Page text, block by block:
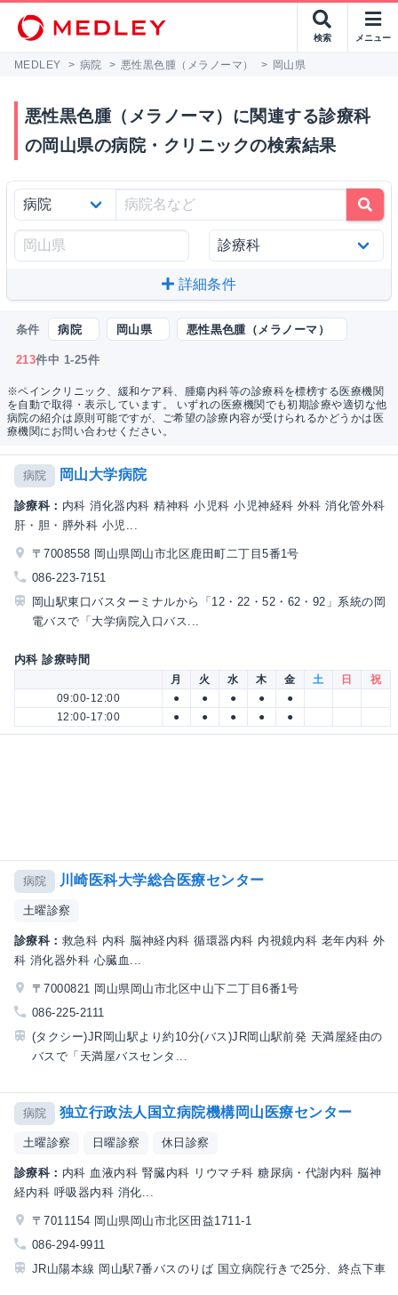
検索 メニュー
MEDLEY > 病院 > 悪性黒色腫（メラノーマ） > 岡山県
悪性黒色腫（メラノーマ）に関連する診療科
の岡山県の病院・クリニックの検索結果
詳細条件
条件 病院 岡山県 悪性黒色腫（メラノーマ）
213件中 1-25件
※ペインクリニック、緩和ケア科、腫瘍内科等の診療科を標榜する医療機関
を自動で取得・表示しています。 いずれの医療機関でも初期診療や適切な他
病院の紹介は原則可能ですが、ご希望の診療内容が受けられるかどうかは医
療機関にお問い合わせください。
病院 岡山大学病院
診療科： 内科 消化器内科 精神科 小児科 小児神経科 外科 消化管外科
肝・胆・膵外科 小児...
〒7008558 岡山県岡山市北区鹿田町二丁目5番1号
086-223-7151
岡山駅東口バスターミナルから「12・22・52・62・92」系統の岡
電バスで「大学病院入口バス...
内科 診療時間
月 火 水 木 金 土 日
祝
09:00-12:00
● ● ● ●
●
12:00-17:00
● ● ● ● ●
病院 川崎医科大学総合医療センター
土曜診察
診療科： 救急科 内科 脳神経内科 循環器内科 内視鏡内科 老年内科 外
科 消化器外科 心臓血...
〒7000821 岡山県岡山市北区中山下二丁目6番1号
086-225-2111
(タクシー)JR岡山駅より約10分(バス)JR岡山駅前発 天満屋経由の
バスで「天満屋バスセンタ...
病院 独立行政法人国立病院機構岡山医療センター
土曜診察 日曜診察 休日診察
診療科： 内科 血液内科 腎臓内科 リウマチ科 糖尿病・代謝内科 脳神
経内科 呼吸器内科 消化...
〒7011154 岡山県岡山市北区田益1711-1
086-294-9911
JR山陽本線 岡山駅7番バスのりば 国立病院行きで25分、終点下車